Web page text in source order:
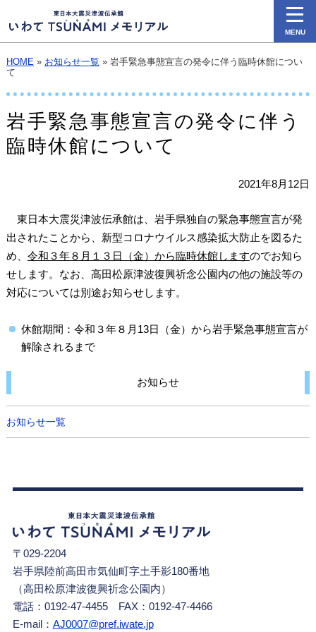
HOME» お知らせ一覧 » 岩手緊急事態宣言の発令に伴う臨時休館につい
て
岩手緊急事態宣言の発令に伴う
臨時休館について
2021年8月12日
東日本大震災津波伝承館は、岩手県独自の緊急事態宣言が発
出されたことから、新型コロナウイルス感染拡大防止を図るた
め、 令和３年８月１３日（金）から臨時休館しますのでお知ら
せします。なお、高田松原津波復興祈念公園内の他の施設等の
対応については別途お知らせします。
休館期間：令和３年８月13日（金）から岩手緊急事態宣言が
解除されるまで
お知らせ
お知らせ一覧
〒029-2204
岩手県陸前高田市気仙町字土手影180番地
（高田松原津波復興祈念公園内）
電話：0192-47-4455 FAX：0192-47-4466
E-mail： AJ0007@pref.iwate.jp
MENU